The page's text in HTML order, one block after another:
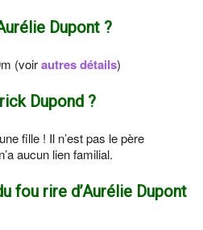
Dupont ?
(voirautres détails)
Dupond ?
fille ! Il n’est pas le père
aucun lien familial.
fou rire d’Aurélie Dupont